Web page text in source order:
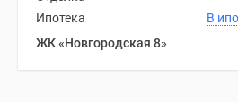
Ипотека
ЖК «Новгородская 8»